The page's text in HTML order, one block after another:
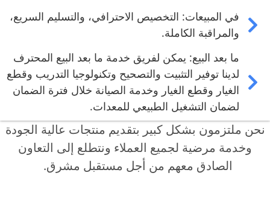
في المبيعات: التخصيص الاحترافي، والتسليم السريع،
والمراقبة الكاملة.
ما بعد البيع: يمكن لفريق خدمة ما بعد البيع المحترف
لدينا توفير التثبيت والتصحيح وتكنولوجيا التدريب وقطع
الغيار وقطع الغيار وخدمة الصيانة خلال فترة الضمان
لضمان التشغيل الطبيعي للمعدات.
نحن ملتزمون بشكل كبير بتقديم منتجات عالية الجودة
وخدمة مرضية لجميع العملاء ونتطلع إلى التعاون
الصادق معهم من أجل مستقبل مشرق.